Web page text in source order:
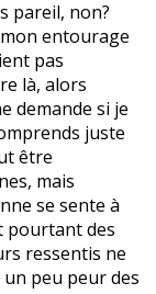
pareil, non?
mon entourage
pas
là, alors
demande si je
juste
être
mais
se sente à
pourtant des
ressentis ne
peu peur des